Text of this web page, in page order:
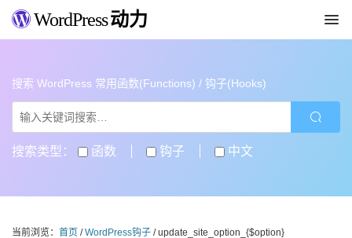
WordPress动力
搜索 WordPress 常用函数(Functions) / 钩子(Hooks)
搜索类型： 函数 钩子 中文
当前浏览： 首页 /WordPress钩子 / update_site_option_{$option}